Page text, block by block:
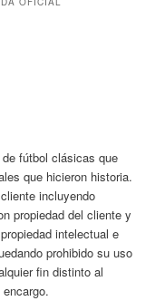
fútbol clásicas que
que hicieron historia.
incluyendo
propiedad del cliente y
intelectual e
prohibido su uso
fin distinto al